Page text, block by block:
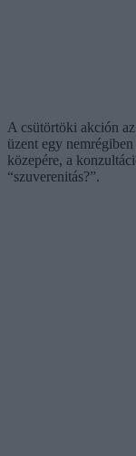
A csütörtöki akción
üzent egy
közepére, a
“szuverenitás?”.